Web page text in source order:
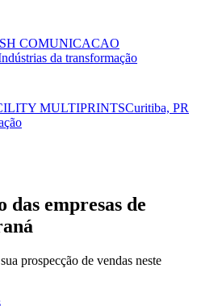
COMUNICACAO
da transformação
MULTIPRINTSCuritiba, PR
das empresas de
prospecção de vendas neste